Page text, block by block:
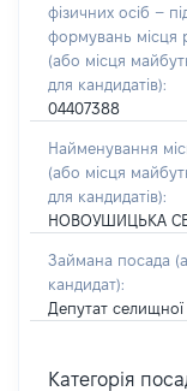
фізичних осіб –
формувань місця
(або місця
для кандидатів):
04407388
Найменування
(або місця
для кандидатів):
НОВОУШИЦЬКА
Займана посада
кандидат):
Депутат селищної
Категорія